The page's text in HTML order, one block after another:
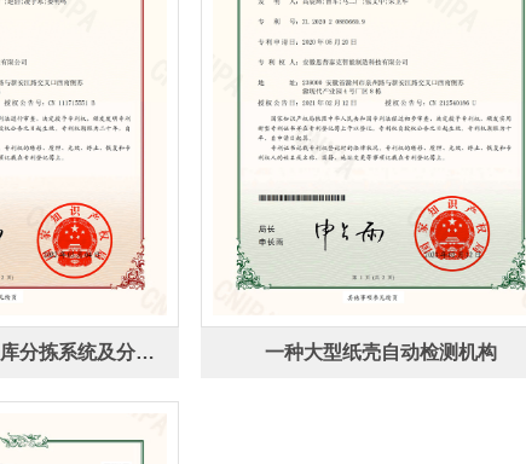
一种袋装产品自动入库分拣系统及分拣方法 一种大型纸壳自动检测机构